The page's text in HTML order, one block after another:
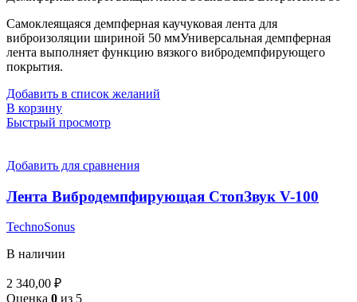
Самоклеящаяся демпферная каучуковая лента для
виброизоляции шириной 50 ммУниверсальная демпферная
лента выполняет функцию вязкого вибродемпфирующего
покрытия.
Добавить в список желаний
В корзину
Быстрый просмотр
Добавить для сравнения
Лента Вибродемпфирующая СтопЗвук V-100
TechnoSonus
В наличии
2 340,00 ₽
Оценка 0 из 5